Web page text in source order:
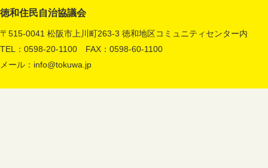
徳和住民自治協議会
〒515-0041 松阪市上川町263-3 徳和地区コミュニティセンター内
TEL：0598-20-1100 FAX：0598-60-1100
メール： info@tokuwa.jp